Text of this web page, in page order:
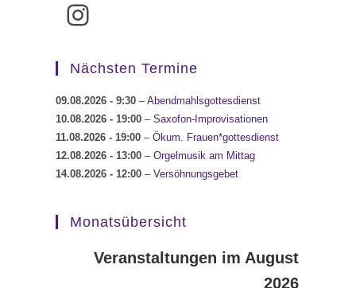
Instagram
Nächsten Termine
09.08.2026 - 9:30 –Abendmahlsgottesdienst
10.08.2026 - 19:00 – Saxofon-Improvisationen
11.08.2026 - 19:00 – Ökum. Frauen*gottesdienst
12.08.2026 - 13:00 – Orgelmusik am Mittag
14.08.2026 - 12:00 – Versöhnungsgebet
Monatsübersicht
Veranstaltungen im August
2026